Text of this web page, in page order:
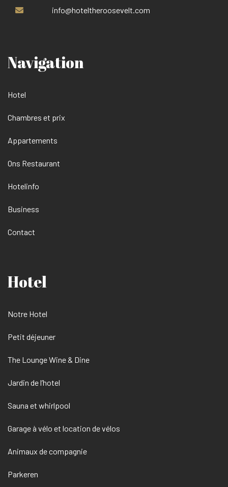
info@hoteltheroosevelt.com
Navigation
Hotel
Chambres et prix
Appartements
Ons Restaurant
Hotelinfo
Business
Contact
Hotel
Notre Hotel
Petit déjeuner
The Lounge Wine & Dine
Jardin de l’hotel
Sauna et whirlpool
Garage à vélo et location de vélos
Animaux de compagnie
Parkeren